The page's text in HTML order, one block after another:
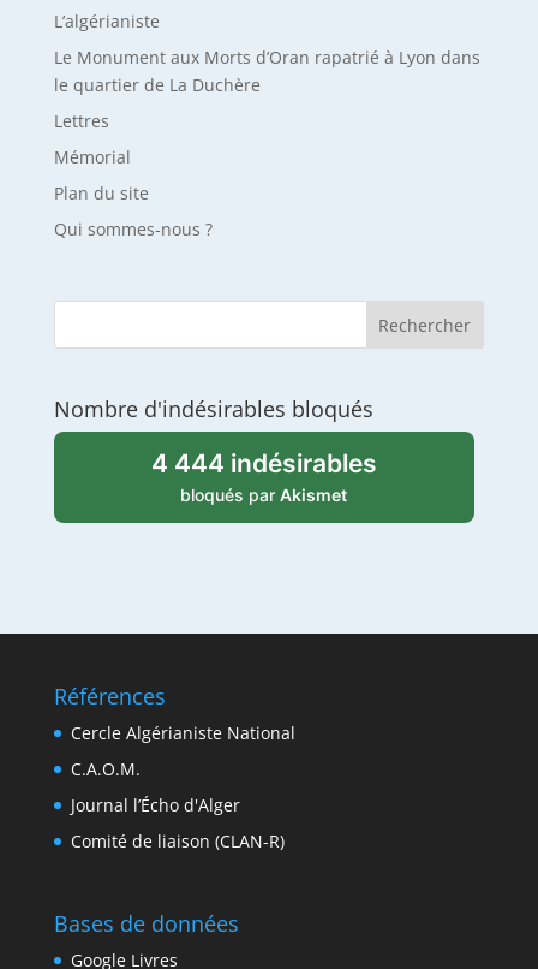
L’algérianiste
Le Monument aux Morts d’Oran rapatrié à Lyon dans
le quartier de La Duchère
Lettres
Mémorial
Plan du site
Qui sommes-nous ?
Nombre d'indésirables bloqués
4 444 indésirables
bloqués parAkismet
Références
Cercle Algérianiste National
C.A.O.M.
Journal l’Écho d'Alger
Comité de liaison (CLAN-R)
Bases de données
Google Livres